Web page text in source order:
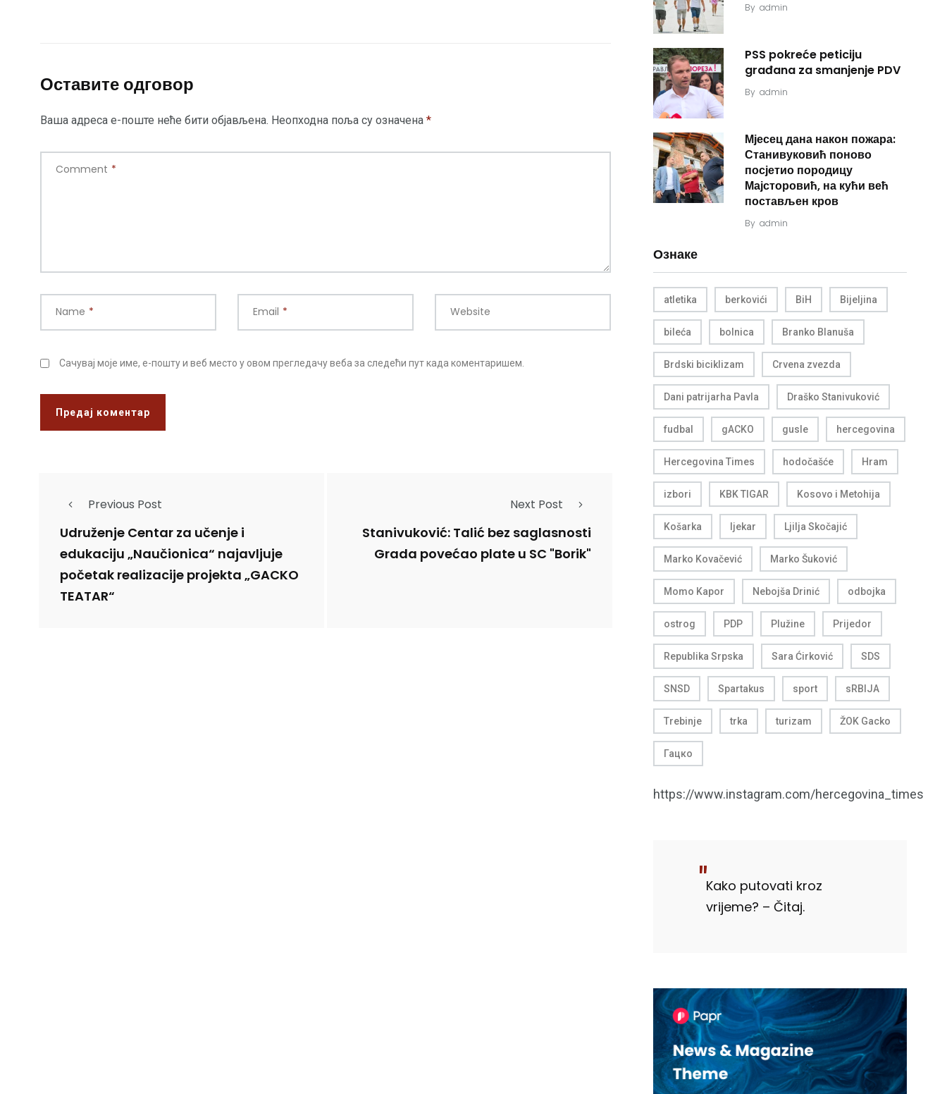
Оставите одговор
Ваша адреса е-поште неће бити објављена. Неопходна поља су означена *
Comment *
Name * Email * Website
Сачувај моје име, е-пошту и веб место у овом прегледачу веба за следећи пут када коментаришем.
Previous Post
Udruženje Centar za učenje i
edukaciju „Naučionica“ najavljuje
početak realizacije projekta „GACKO
TEATAR“
Next Post
Stanivuković: Talić bez saglasnosti
Grada povećao plate u SC "Borik"
By admin
PSS pokreće peticiju
građana za smanjenje PDV
By admin
Мјесец дана након пожара:
Станивуковић поново
посјетио породицу
Мајсторовић, на кући већ
постављен кров
By admin
Ознаке
atletika berkovići BiH Bijeljina
bileća bolnica Branko Blanuša
Brdski biciklizam Crvena zvezda
Dani patrijarha Pavla Draško Stanivuković
fudbal gACKO gusle hercegovina
Hercegovina Times hodočašće Hram
izbori KBK TIGAR Kosovo i Metohija
Košarka ljekar Ljilja Skočajić
Marko Kovačević Marko Šuković
Momo Kapor Nebojša Drinić odbojka
ostrog PDP Plužine Prijedor
Republika Srpska Sara Ćirković SDS
SNSD Spartakus sport sRBIJA
Trebinje trka turizam ŽOK Gacko
Гацко
https://www.instagram.com/hercegovina_times
Kako putovati kroz
vrijeme? – Čitaj.